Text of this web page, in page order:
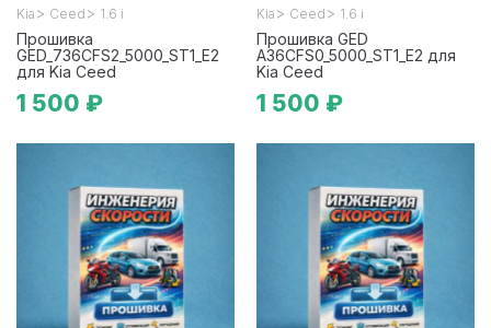
Kia > Ceed > 1.6 i
Прошивка
GED_736CFS2_5000_ST1_E2
для Kia Ceed
1 500 ₽
Kia > Ceed > 1.6 i
Прошивка GED
A36CFS0_5000_ST1_E2 для
Kia Ceed
1 500 ₽